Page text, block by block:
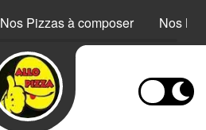
Nos Pizzas à composer Nos